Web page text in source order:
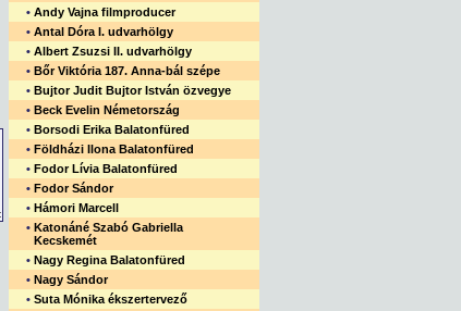
• Andy Vajna filmproducer
• Antal Dóra I. udvarhölgy
• Albert Zsuzsi II. udvarhölgy
• Bőr Viktória 187. Anna-bál szépe
• Bujtor Judit Bujtor István özvegye
• Beck Evelin Németország
• Borsodi Erika Balatonfüred
• Földházi Ilona Balatonfüred
• Fodor Lívia Balatonfüred
• Fodor Sándor
• Hámori Marcell
• Katonáné Szabó Gabriella
Kecskemét
• Nagy Regina Balatonfüred
• Nagy Sándor
• Suta Mónika ékszertervező